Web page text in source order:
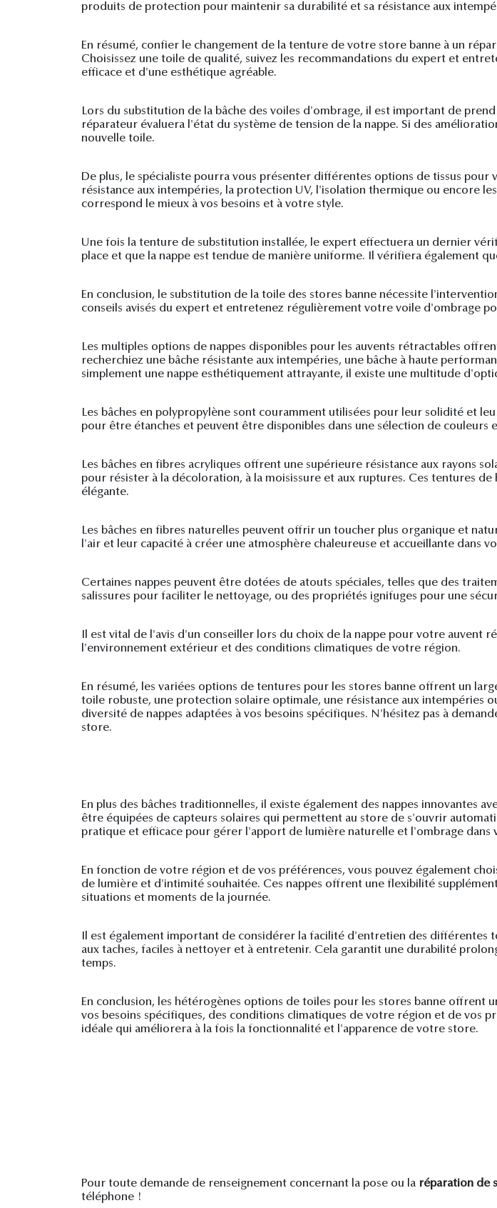
produits de protection pour maintenir sa durabilité et sa résistance aux
En résumé, confier le changement de la tenture de votre store banne à un
Choisissez une toile de qualité, suivez les recommandations du expert et
efficace et d'une esthétique agréable.
Lors du substitution de la bâche des voiles d'ombrage, il est important de
réparateur évaluera l'état du système de tension de la nappe. Si des
nouvelle toile.
De plus, le spécialiste pourra vous présenter différentes options de tissus
résistance aux intempéries, la protection UV, l'isolation thermique ou encore
correspond le mieux à vos besoins et à votre style.
Une fois la tenture de substitution installée, le expert effectuera un dernier
place et que la nappe est tendue de manière uniforme. Il vérifiera également
En conclusion, le substitution de la toile des stores banne nécessite
conseils avisés du expert et entretenez régulièrement votre voile d'ombrage
Les multiples options de nappes disponibles pour les auvents rétractables
recherchiez une bâche résistante aux intempéries, une bâche à haute
simplement une nappe esthétiquement attrayante, il existe une multitude
Les bâches en polypropylène sont couramment utilisées pour leur solidité et
pour être étanches et peuvent être disponibles dans une sélection de
Les bâches en fibres acryliques offrent une supérieure résistance aux rayons
pour résister à la décoloration, à la moisissure et aux ruptures. Ces tentures
élégante.
Les bâches en fibres naturelles peuvent offrir un toucher plus organique et
l'air et leur capacité à créer une atmosphère chaleureuse et accueillante dans
Certaines nappes peuvent être dotées de atouts spéciales, telles que des
salissures pour faciliter le nettoyage, ou des propriétés ignifuges pour une
Il est vital de l'avis d'un conseiller lors du choix de la nappe pour votre
l'environnement extérieur et des conditions climatiques de votre région.
En résumé, les variées options de tentures pour les stores banne offrent un
toile robuste, une protection solaire optimale, une résistance aux intempéries
diversité de nappes adaptées à vos besoins spécifiques. N'hésitez pas à
store.
En plus des bâches traditionnelles, il existe également des nappes innovantes
être équipées de capteurs solaires qui permettent au store de s'ouvrir
pratique et efficace pour gérer l'apport de lumière naturelle et l'ombrage dans
En fonction de votre région et de vos préférences, vous pouvez également
de lumière et d'intimité souhaitée. Ces nappes offrent une flexibilité
situations et moments de la journée.
Il est également important de considérer la facilité d'entretien des
aux taches, faciles à nettoyer et à entretenir. Cela garantit une durabilité
temps.
En conclusion, les hétérogènes options de toiles pour les stores banne
vos besoins spécifiques, des conditions climatiques de votre région et de vos
idéale qui améliorera à la fois la fonctionnalité et l'apparence de votre store.
Pour toute demande de renseignement concernant la pose ou la réparation de
téléphone !